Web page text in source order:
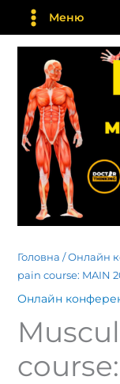
Перейти
вмісту
Меню
Головна /Онлайн
pain course: MAIN
Онлайн